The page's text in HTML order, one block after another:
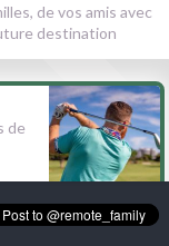
de vos amis avec
destination
de